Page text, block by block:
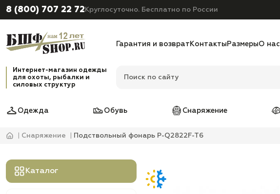
8 (800) 707 22 72 Круглосуточно. Бесплатно по России
Гарантия и возврат Контакты РазмерыО нас
Интернет-магазин одежды
для охоты, рыбалки и
силовых структур
Одежда Обувь Снаряжение
Снаряжение Подствольный фонарь P-Q2822F-T6
Каталог